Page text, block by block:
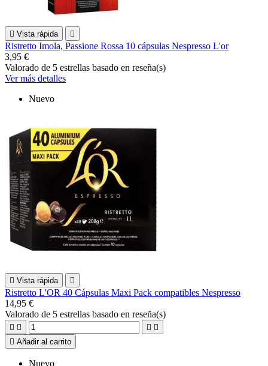
 Vista rápida 
Ristretto Imola, Passione Rossa 10 cápsulas Nespresso L'or
3,95 €
Valorado de 5 estrellas basado en reseña(s)
Ver más detalles
Nuevo
 Vista rápida 
Ristretto L'OR 40 Cápsulas Maxi Pack compatibles Nespresso
14,95 €
Valorado de 5 estrellas basado en reseña(s)
   
 Añadir al carrito
Nuevo